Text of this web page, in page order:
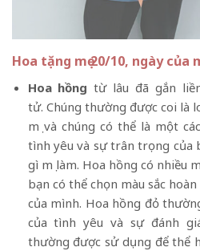
Hoa tặng mẹ 20/10, ngày của
Hoa hồng từ lâu đã gắn
tử. Chúng thường được coi là
mẹ và chúng có thể là một
tình yêu và sự trân trọng của
gì mẹ làm. Hoa hồng có nhiều
bạn có thể chọn màu sắc
của mình. Hoa hồng đỏ
của tình yêu và sự đánh
thường được sử dụng để thể